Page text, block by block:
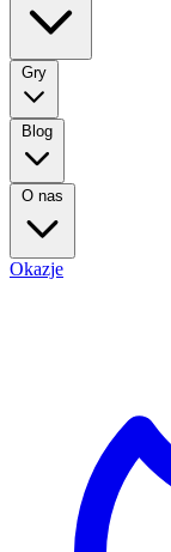
Gry
Blog
O nas
Okazje